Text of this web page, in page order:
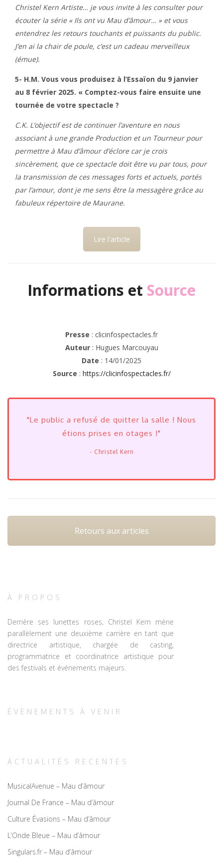
Christel Kern Artiste… je vous invite à les consulter pour
écouter la série « Ils ont vu Mau d’âmour… » et vous
entendrez les retours touchants et puissants du public.
J’en ai la chair de poule, c’est un cadeau merveilleux
(émue).
5- H.M. Vous vous produisez à l’Essaïon du 9 janvier
au 8 février 2025. « Comptez-vous faire ensuite une
tournée de votre spectacle ?
C.K. L’objectif est de continuer l’aventure en nous
associant à une grande Production et un Tourneur pour
permettre à Mau d’âmour d’éclore car je crois
sincèrement, que ce spectacle doit être vu par tous, pour
la transmission de ces messages forts et actuels, portés
par l’amour, dont je me sens être la messagère grâce au
fabuleux répertoire de Maurane.
Lire l'article
Informations et Source
Presse : clicinfospectacles.fr
Auteur: Hugues Marcouyau
Date : 14/01/2025
Source : https://clicinfospectacles.fr/
"Le public a refusé de quitter la salle ! Nous
étions prises en otages !"
- Christel Kern
Retours aux articles
À PROPOS
Derrière ses lunettes roses, Christel Kern mène
parallèlement une deuxième carrière en tant que
directrice artistique, chargée de casting,
programmatrice et coordinatrice artistique pour
des festivals et événements majeurs.
ÉVÈNEMENTS À VENIR
ACTUALITÉS RECENTES
MusicalAvenue – Mau d’âmour
Journal De France – Mau d’âmour
Culture Évasions – Mau d’âmour
L’Onde Bleue – Mau d’âmour
Singulars.fr – Mau d’âmour